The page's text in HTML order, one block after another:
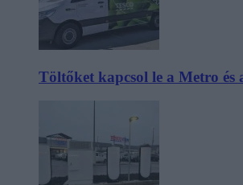
Töltőket kapcsol le a Metro és